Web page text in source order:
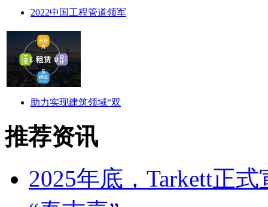
2022中国工程管道领军
助力实现建筑领域“双
推荐资讯
2025年底，Tarkett正